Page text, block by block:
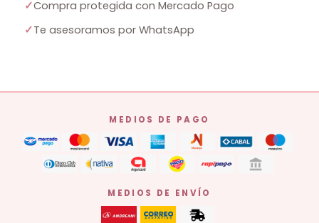
✓Compra protegida con Mercado Pago
✓Te asesoramos por WhatsApp
MEDIOS DE PAGO
MEDIOS DE ENVÍO